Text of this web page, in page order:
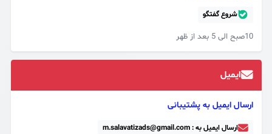
شروع گفتگو
10صبح الی 5 بعد از ظهر
ایمیل
ارسال ایمیل به پشتیبانی
ارسال ایمیل به : m.salavatizads@gmail.com